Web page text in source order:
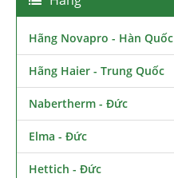
Hãng Novapro - Hàn Quốc
Hãng Haier - Trung Quốc
Nabertherm - Đức
Elma - Đức
Hettich - Đức